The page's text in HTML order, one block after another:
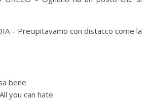
– Precipitavamo con distacco come la
bene
you can hate